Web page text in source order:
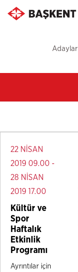
Adaylar
22 NİSAN
2019 09.00 -
28 NİSAN
2019 17.00
Kültür ve
Spor
Haftalık
Etkinlik
Programı
Ayrıntılar için